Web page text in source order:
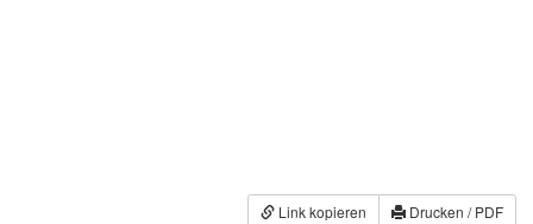
Link kopieren Drucken / PDF